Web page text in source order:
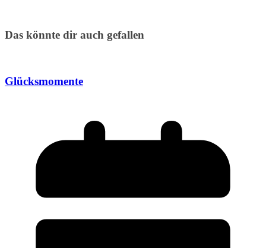
Das könnte dir auch gefallen
Glücksmomente